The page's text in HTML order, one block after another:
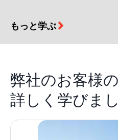
もっと学ぶ
弊社のお客様
詳しく学びま